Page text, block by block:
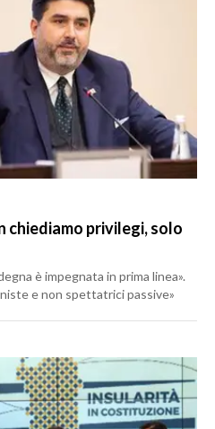
chiediamo privilegi, solo
è impegnata in prima linea».
e non spettatrici passive»